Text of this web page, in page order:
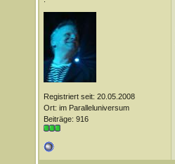
Registriert seit: 20.05.2008
Ort: im Paralleluniversum
Beiträge: 916